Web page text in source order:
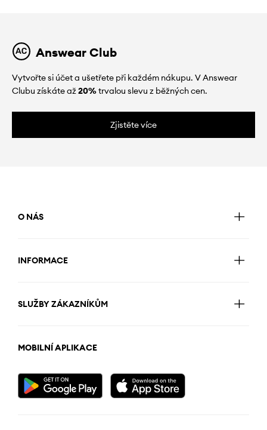
Answear Club
Vytvořte si účet a ušetřete při každém nákupu. V Answear
Clubu získáte až20%trvalou slevu z běžných cen.
Zjistěte více
O NÁS
INFORMACE
SLUŽBY ZÁKAZNÍKŮM
MOBILNÍ APLIKACE